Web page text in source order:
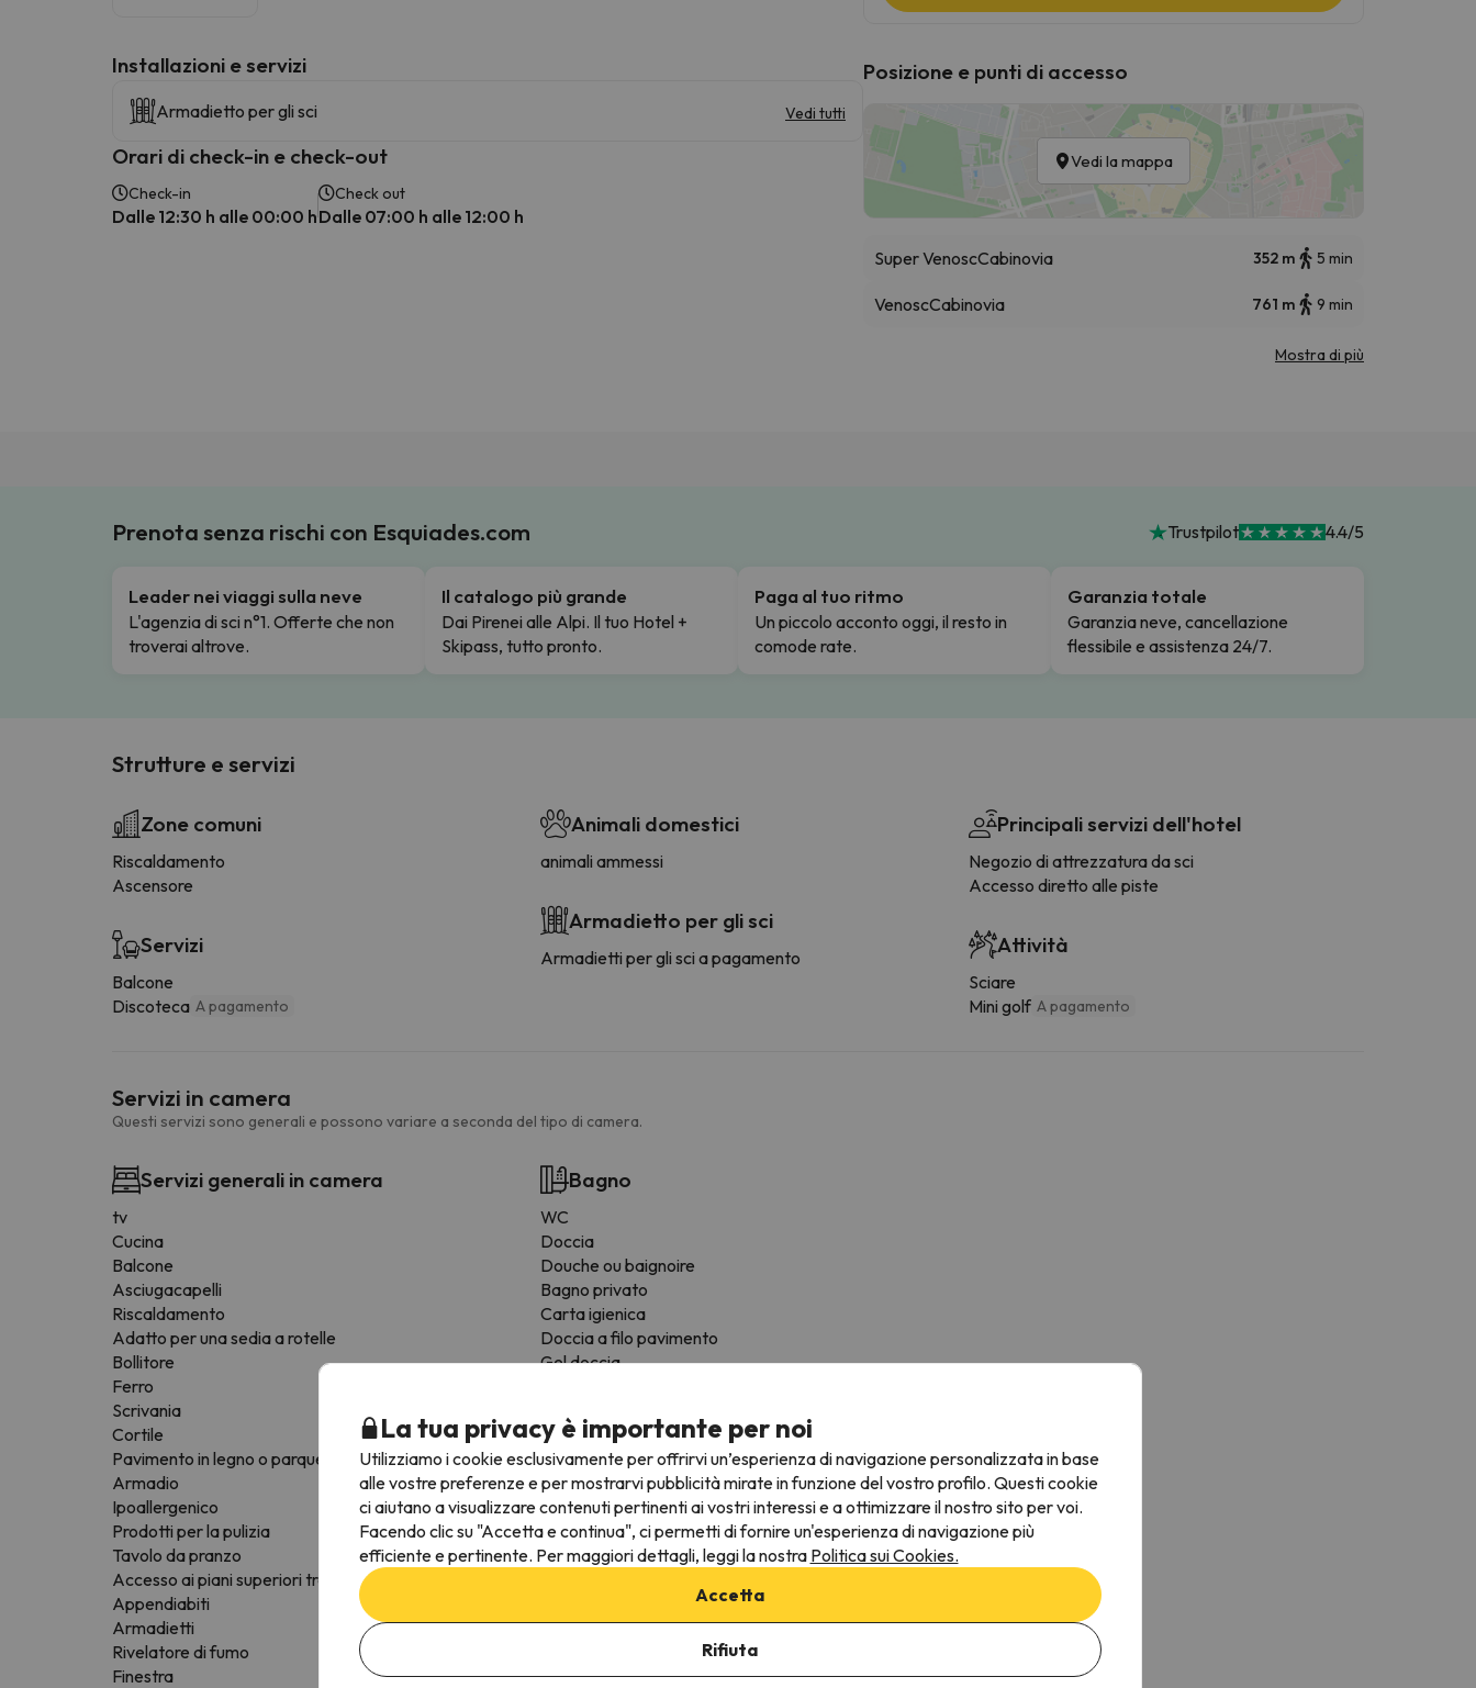
Installazioni e servizi
Armadietto per gli sci Vedi tutti
Orari di check-in e check-out
Check-in
Dalle 12:30 h alle 00:00 h
Check out
Dalle 07:00 h alle 12:00 h
Posizione e punti di accesso
Vedi la mappa
Super VenoscCabinovia 352 m 5 min
VenoscCabinovia 761 m 9 min
Mostra di più
Prenota senza rischi con Esquiades.com Trustpilot 4.4/5
Leader nei viaggi sulla neve
L'agenzia di sci n°1. Offerte che non
troverai altrove.
Il catalogo più grande
Dai Pirenei alle Alpi. Il tuo Hotel +
Skipass, tutto pronto.
Paga al tuo ritmo
Un piccolo acconto oggi, il resto in
comode rate.
Garanzia totale
Garanzia neve, cancellazione
flessibile e assistenza 24/7.
Strutture e servizi
Zone comuni
Riscaldamento
Ascensore
Servizi
Balcone
Discoteca A pagamento
Animali domestici
animali ammessi
Armadietto per gli sci
Armadietti per gli sci a pagamento
Principali servizi dell'hotel
Negozio di attrezzatura da sci
Accesso diretto alle piste
Attività
Sciare
Mini golf A pagamento
Servizi in camera
Questi servizi sono generali e possono variare a seconda del tipo di camera.
Servizi generali in camera
tv
Cucina
Balcone
Asciugacapelli
Riscaldamento
Adatto per una sedia a rotelle
Bollitore
Ferro
Scrivania
Cortile
Pavimento in legno o parquet
Armadio
Ipoallergenico
Prodotti per la pulizia
Tavolo da pranzo
Accesso ai piani superiori tramite ascensore
Appendiabiti
Armadietti
Rivelatore di fumo
Finestra
Bagno
WC
Doccia
Douche ou baignoire
Bagno privato
Carta igienica
Doccia a filo pavimento
Gel doccia
Altri servizi
Forno
Frigo
Cafetière
Microonde
Stendino
Zona pranzo
La tua privacy è importante per noi
Utilizziamo i cookie esclusivamente per offrirvi un’esperienza di navigazione personalizzata in base
alle vostre preferenze e per mostrarvi pubblicità mirate in funzione del vostro profilo. Questi cookie
ci aiutano a visualizzare contenuti pertinenti ai vostri interessi e a ottimizzare il nostro sito per voi.
Facendo clic su "Accetta e continua", ci permetti di fornire un'esperienza di navigazione più
efficiente e pertinente. Per maggiori dettagli, leggi la nostra Politica sui Cookies.
Accetta
Rifiuta